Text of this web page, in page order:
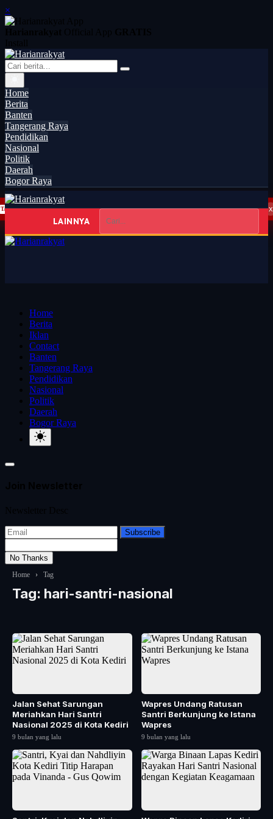
×
Home
Berita
Banten
Tangerang Raya
Pendidikan
Nasional
Politik
Daerah
Bogor Raya
LAINNYA
Home
Berita
Iklan
Contact
Banten
Tangerang Raya
Pendidikan
Nasional
Politik
Daerah
Bogor Raya
Subscribe
No Thanks
Home › Tag
Tag: hari-santri-nasional
Jalan Sehat Sarungan
Meriahkan Hari Santri
Nasional 2025 di Kota Kediri
9 bulan yang lalu
Wapres Undang Ratusan
Santri Berkunjung ke Istana
Wapres
9 bulan yang lalu
x
TANGERANG RAYA 14:40 Aksi Nyata Selamatkan Situ 7 Muara, GANESPA Libatkan Karang Taruna dan Komunitas